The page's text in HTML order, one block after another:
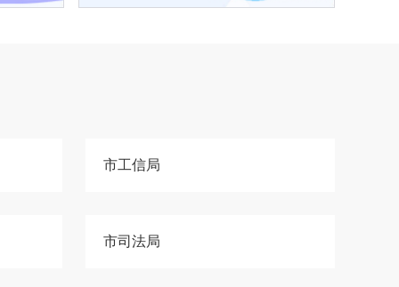
市工信局
市司法局